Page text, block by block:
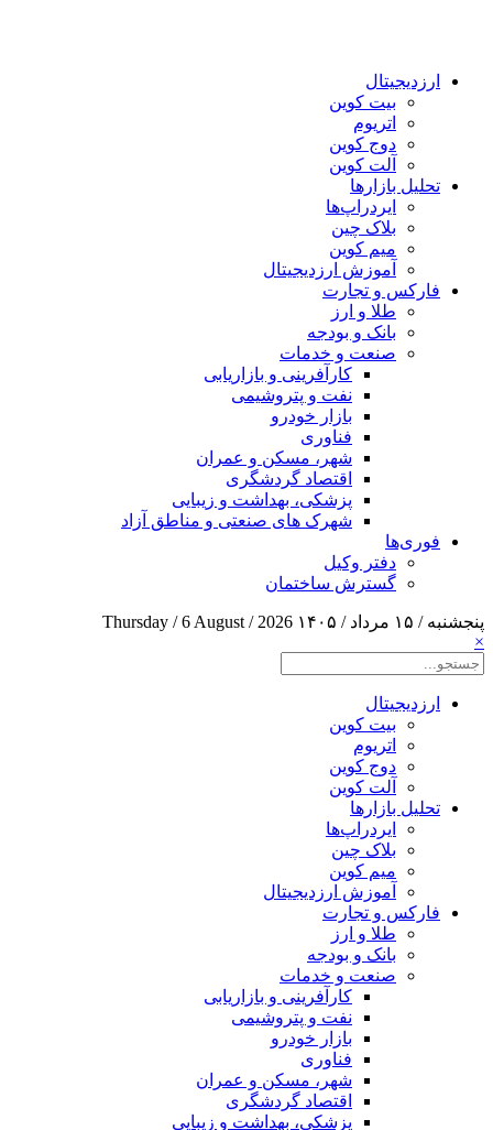
ارزدیجیتال
بیت کوین
اتریوم
دوج کوین
آلت کوین
تحلیل بازارها
ایردراپ‌ها
بلاک چین
میم کوین‌
آموزش ارزدیجیتال
فارکس و تجارت
طلا و ارز
بانک و بودجه
صنعت و خدمات
کارآفرینی و بازاریابی
نفت و پتروشیمی
بازار خودرو
فناوری
شهر، مسکن و عمران
اقتصاد گردشگری
پزشکی، بهداشت و زیبایی
شهرک های صنعتی و مناطق آزاد
فوری‌ها
دفتر وکیل
گسترش ساختمان
پنجشنبه / ۱۵ مرداد / ۱۴۰۵
Thursday / 6 August / 2026
×
ارزدیجیتال
بیت کوین
اتریوم
دوج کوین
آلت کوین
تحلیل بازارها
ایردراپ‌ها
بلاک چین
میم کوین‌
آموزش ارزدیجیتال
فارکس و تجارت
طلا و ارز
بانک و بودجه
صنعت و خدمات
کارآفرینی و بازاریابی
نفت و پتروشیمی
بازار خودرو
فناوری
شهر، مسکن و عمران
اقتصاد گردشگری
پزشکی، بهداشت و زیبایی